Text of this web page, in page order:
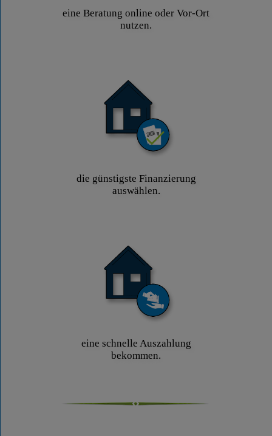
eine Beratung online oder Vor-Ort
nutzen.
die günstigste Finanzierung
auswählen.
eine schnelle Auszahlung
bekommen.